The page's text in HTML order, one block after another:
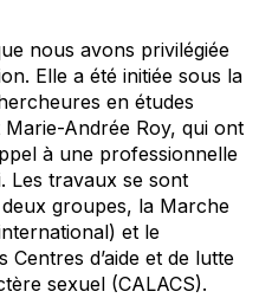
nous avons privilégiée
Elle a été initiée sous la
en études
Andrée Roy, qui ont
à une professionnelle
Les travaux se sont
groupes, la Marche
et le
Centres d’aide et de lutte
sexuel (CALACS).